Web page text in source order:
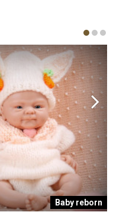
Baby reborn